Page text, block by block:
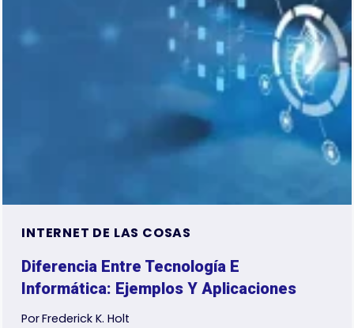
INTERNET DE LAS COSAS
Diferencia Entre Tecnología E
Informática: Ejemplos Y Aplicaciones
PorFrederick K. Holt